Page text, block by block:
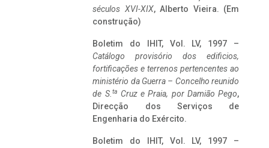
séculos XVI-XIX, Alberto Vieira. (Em
construção)
Boletim do IHIT, Vol. LV, 1997 –
Catálogo provisório dos edificios,
fortificações e terrenos pertencentes ao
ministério da Guerra – Concelho reunido
de S. ta Cruz e Praia, por Damião Pego,
Direcção dos Serviços de
Engenharia do Exército.
Boletim do IHIT, Vol. LV, 1997 –